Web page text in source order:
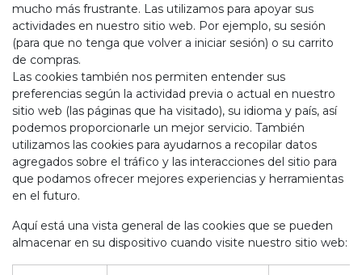
mucho más frustrante. Las utilizamos para apoyar sus
actividades en nuestro sitio web. Por ejemplo, su sesión
(para que no tenga que volver a iniciar sesión) o su carrito
de compras.
Las cookies también nos permiten entender sus
preferencias según la actividad previa o actual en nuestro
sitio web (las páginas que ha visitado), su idioma y país, así
podemos proporcionarle un mejor servicio. También
utilizamos las cookies para ayudarnos a recopilar datos
agregados sobre el tráfico y las interacciones del sitio para
que podamos ofrecer mejores experiencias y herramientas
en el futuro.
Aquí está una vista general de las cookies que se pueden
almacenar en su dispositivo cuando visite nuestro sitio web: